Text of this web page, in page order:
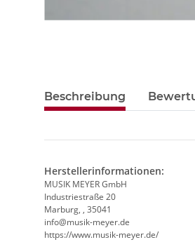
Beschreibung
Herstellerinformationen:
MUSIK MEYER GmbH
Industriestraße 20
Marburg, , 35041
info@musik-meyer.de
https://www.musik-meyer.de/